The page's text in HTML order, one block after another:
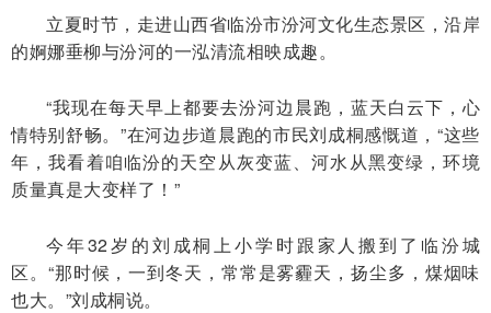
立夏时节，走进山西省临汾市汾河文化生态景区，沿岸
的婀娜垂柳与汾河的一泓清流相映成趣。
“我现在每天早上都要去汾河边晨跑，蓝天白云下，心
情特别舒畅。”在河边步道晨跑的市民刘成桐感慨道，“这些
年，我看着咱临汾的天空从灰变蓝、河水从黑变绿，环境
质量真是大变样了！”
今年32岁的刘成桐上小学时跟家人搬到了临汾城
区。“那时候，一到冬天，常常是雾霾天，扬尘多，煤烟味
也大。”刘成桐说。